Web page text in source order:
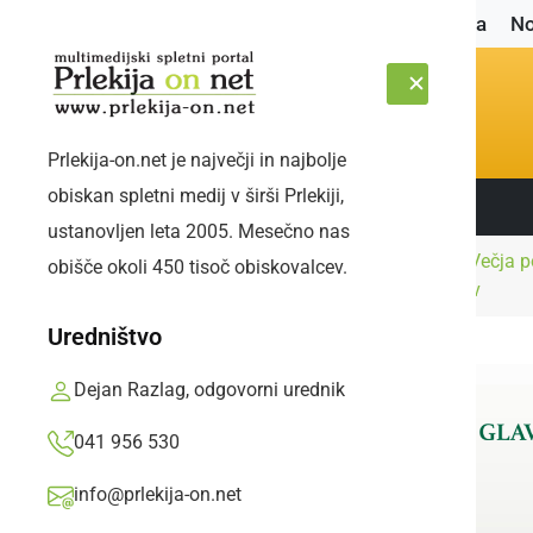
Naslovnica
PETEK, 7. AVGUST 2026 Sledite nam:
Prlekija-on.net je največji in najbolje
obiskan spletni medij v širši Prlekiji,
ustanovljen leta 2005. Mesečno nas
obišče okoli 450 tisoč obiskovalcev.
Uredništvo
Dejan Razlag, odgovorni urednik
041 956 530
info@prlekija-on.net
Naslovnica Slovenija
Predstavili ukrepe: Večja
socialnih transferjev